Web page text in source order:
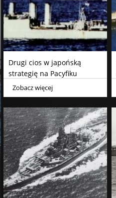
Drugi cios w japońską
strategię na Pacyfiku
Zobacz więcej